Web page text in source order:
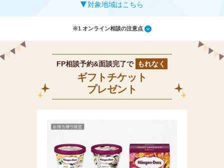
対象地域はこちら
※1 オンライン相談の注意点
FP相談予約&面談完了で もれなく
ギフトチケット
プレゼント